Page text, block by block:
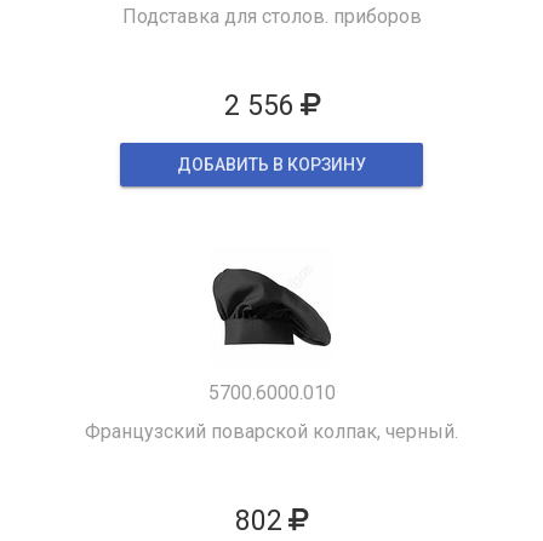
Подставка для столов. приборов
2 556
ДОБАВИТЬ В КОРЗИНУ
5700.6000.010
Французский поварской колпак, черный.
802